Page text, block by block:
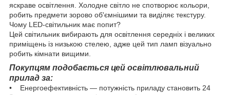
яскраве освітлення. Холодне світло не спотворює кольори,
робить предмети зорово об'ємнішими та виділяє текстуру.
Чому LED-світильник має попит?
Цей світильник вибирають для освітлення середніх і великих
приміщень із низькою стелею, адже цей тип ламп візуально
робить кімнати вищими.
Покупцям подобається цей освітлювальний
прилад за:
• Енергоефективність — потужність приладу становить 24